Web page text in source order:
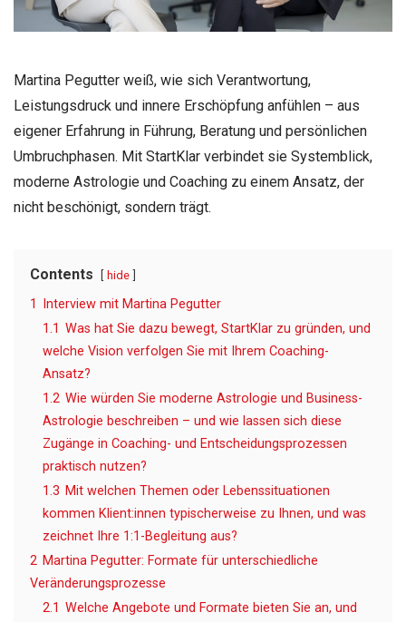
Martina Pegutter weiß, wie sich Verantwortung,
Leistungsdruck und innere Erschöpfung anfühlen – aus
eigener Erfahrung in Führung, Beratung und persönlichen
Umbruchphasen. Mit StartKlar verbindet sie Systemblick,
moderne Astrologie und Coaching zu einem Ansatz, der
nicht beschönigt, sondern trägt.
Contents hide
1
Interview mit Martina Pegutter
1.1 Was hat Sie dazu bewegt, StartKlar zu gründen, und
welche Vision verfolgen Sie mit Ihrem Coaching-
Ansatz?
1.2 Wie würden Sie moderne Astrologie und Business-
Astrologie beschreiben – und wie lassen sich diese
Zugänge in Coaching- und Entscheidungsprozessen
praktisch nutzen?
1.3 Mit welchen Themen oder Lebenssituationen
kommen Klient:innen typischerweise zu Ihnen, und was
zeichnet Ihre 1:1-Begleitung aus?
2 Martina Pegutter: Formate für unterschiedliche
Veränderungsprozesse
2.1 Welche Angebote und Formate bieten Sie an, und